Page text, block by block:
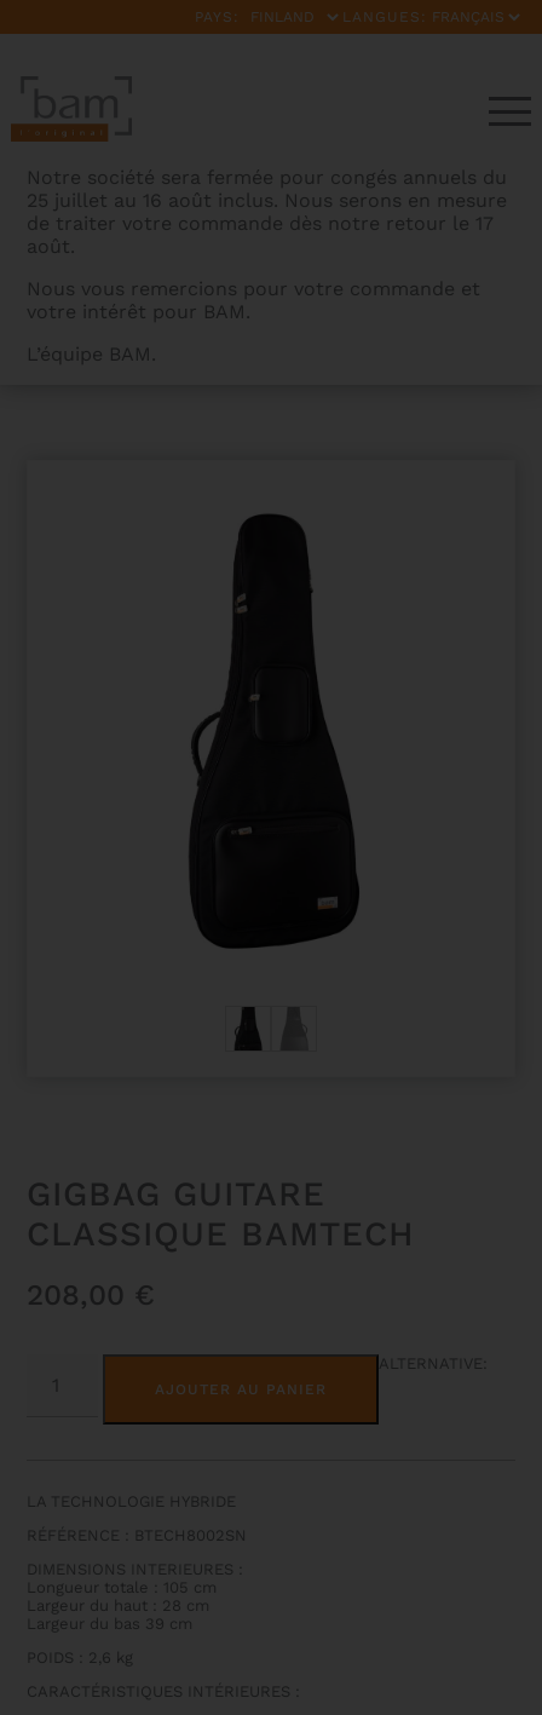
PAYS: LANGUES:
Notre société sera fermée pour congés annuels du
25 juillet au 16 août inclus. Nous serons en mesure
de traiter votre commande dès notre retour le 17
août.
Nous vous remercions pour votre commande et
votre intérêt pour BAM.
L’équipe BAM.
BAMTECH
GIGBAG GUITARE
CLASSIQUE BAMTECH
208,00 €
QUANTITÉ
AJOUTER AU PANIER
ALTERNATIVE:
LA TECHNOLOGIE HYBRIDE
RÉFÉRENCE : BTECH8002SN
DIMENSIONS INTERIEURES :
Longueur totale : 105 cm
Largeur du haut : 28 cm
Largeur du bas 39 cm
POIDS : 2,6 kg
CARACTÉRISTIQUES INTÉRIEURES :